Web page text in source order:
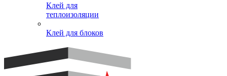
Клей для
теплоизоляции
Клей для блоков